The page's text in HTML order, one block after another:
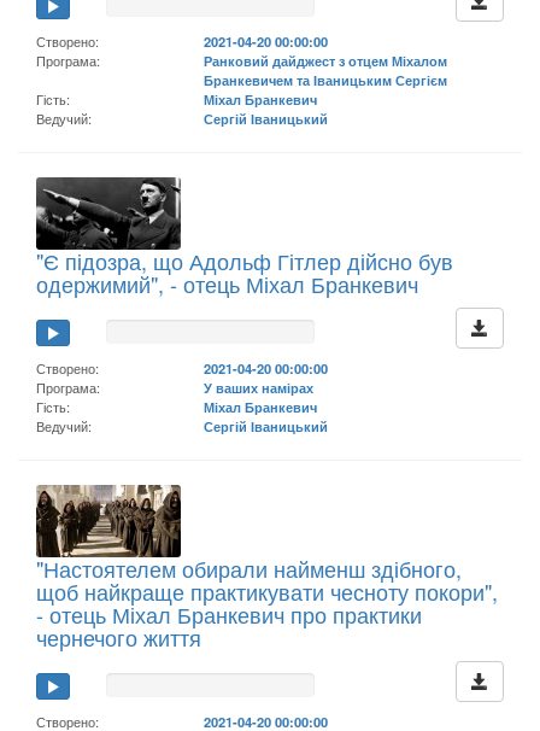
Створено:
2021-04-20 00:00:00
Програма:
Ранковий дайджест з отцем Міхалом
Бранкевичем та Іваницьким Сергієм
Гість:
Міхал Бранкевич
Ведучий:
Сергій Іваницький
"Є підозра, що Адольф Гітлер дійсно був
одержимий", - отець Міхал Бранкевич
Створено:
2021-04-20 00:00:00
Програма:
У ваших намірах
Гість:
Міхал Бранкевич
Ведучий:
Сергій Іваницький
"Настоятелем обирали найменш здібного,
щоб найкраще практикувати чесноту покори",
- отець Міхал Бранкевич про практики
чернечого життя
Створено:
2021-04-20 00:00:00